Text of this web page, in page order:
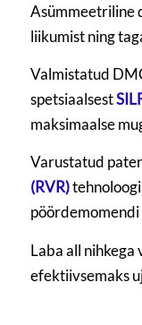
Asümmeetriline
liikumist ning
Valmistatud
spetsiaalsest
maksimaalse
Varustatud
(RVR)
pöördemomendi
Laba all nihkega
efektiivsemaks